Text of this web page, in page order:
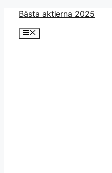
Skip
content
Bästa aktierna 2025
Menu